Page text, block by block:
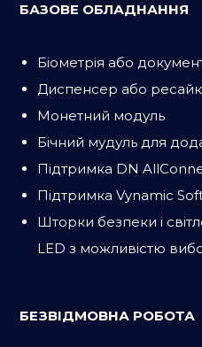
БАЗОВЕ ОБЛАДНАННЯ
Біометрія або
Диспенсер або
Монетний модуль
Бічний мудуль для
Підтримка DN
Підтримка Vynamic
Шторки безпеки і
LED з можливістю
БЕЗВІДМОВНА РОБОТА